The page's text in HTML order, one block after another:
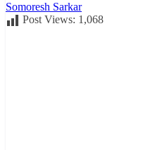
Somoresh Sarkar
Post Views: 1,068